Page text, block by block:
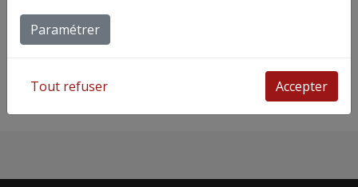
Paramétrer
Tout refuser Accepter